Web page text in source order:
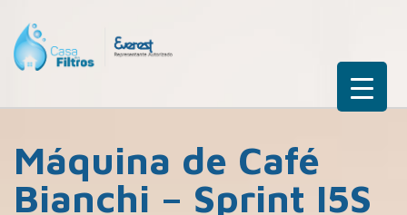
Máquina de Café
Bianchi – Sprint I5S